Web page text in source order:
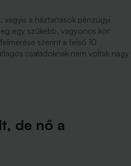
a háztartások pénzügyi
egy szűkebb, vagyonos kör
szerint a felső 10
családoknak nem voltak nagy
de nő a